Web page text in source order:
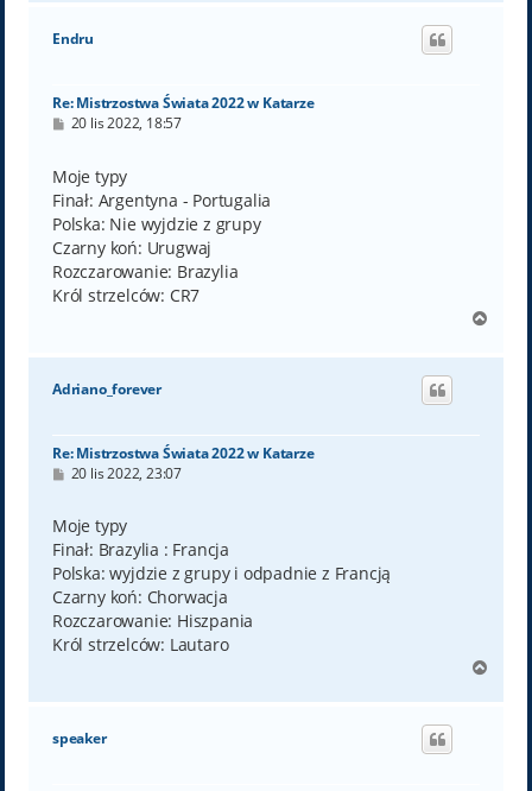
g
Endru
Re: Mistrzostwa Świata 2022 w Katarze
P
t
20 lis 2022, 18:57
Moje typy
Finał: Argentyna - Portugalia
Polska: Nie wyjdzie z grupy
Czarny koń: Urugwaj
Rozczarowanie: Brazylia
Król strzelców: CR7
g
Adriano_forever
Re: Mistrzostwa Świata 2022 w Katarze
P
t
20 lis 2022, 23:07
Moje typy
Finał: Brazylia : Francja
Polska: wyjdzie z grupy i odpadnie z Francją
Czarny koń: Chorwacja
Rozczarowanie: Hiszpania
Król strzelców: Lautaro
g
speaker